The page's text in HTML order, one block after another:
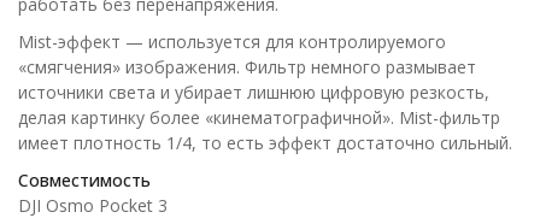
Mist-эффект — используется для контролируемого
«смягчения» изображения. Фильтр немного размывает
источники света и убирает лишнюю цифровую резкость,
делая картинку более «кинематографичной». Mist-фильтр
имеет плотность 1/4, то есть эффект достаточно сильный.
Совместимость
DJI Osmo Pocket 3